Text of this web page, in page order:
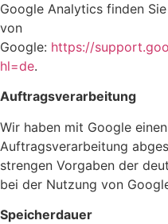
Google Analytics finden
von
Google: https://
hl=de.
Auftragsverarbeitung
Wir haben mit Google
Auftragsverarbeitung
strengen Vorgaben der
bei der Nutzung von
Speicherdauer